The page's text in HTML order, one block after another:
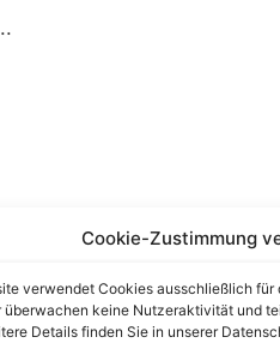
Cookie-Zustimmung
verwendet Cookies ausschließlich
überwachen keine Nutzeraktivität und
Details finden Sie in unserer